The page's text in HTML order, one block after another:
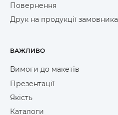
Повернення
Друк на продукції замовника
ВАЖЛИВО
Вимоги до макетів
Презентації
Якість
Каталоги